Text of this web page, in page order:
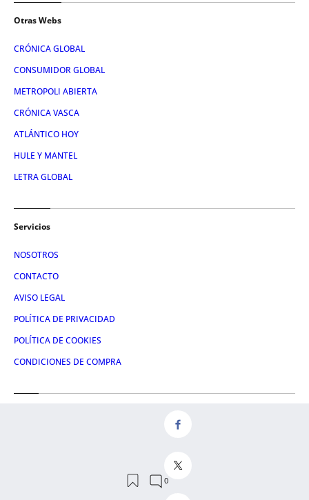
Otras Webs
CRÓNICA GLOBAL
CONSUMIDOR GLOBAL
METROPOLI ABIERTA
CRÓNICA VASCA
ATLÁNTICO HOY
HULE Y MANTEL
LETRA GLOBAL
Servicios
NOSOTROS
CONTACTO
AVISO LEGAL
POLÍTICA DE PRIVACIDAD
POLÍTICA DE COOKIES
CONDICIONES DE COMPRA